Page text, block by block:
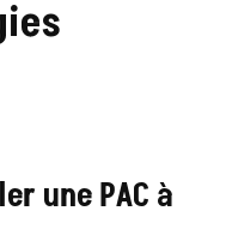
une PAC à